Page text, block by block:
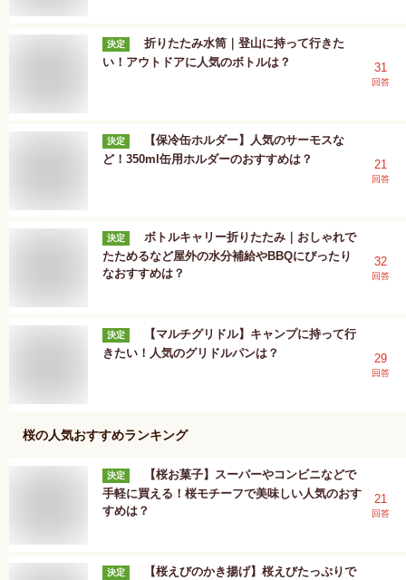
決定
折りたたみ水筒｜登山に持って行きた
い！アウトドアに人気のボトルは？
31
回答
決定
【保冷缶ホルダー】人気のサーモスな
ど！350ml缶用ホルダーのおすすめは？
21
回答
決定
ボトルキャリー折りたたみ｜おしゃれで
たためるなど屋外の水分補給やBBQにぴったり
なおすすめは？
32
回答
決定
【マルチグリドル】キャンプに持って行
きたい！人気のグリドルパンは？
29
回答
桜の人気おすすめランキング
決定
【桜お菓子】スーパーやコンビニなどで
手軽に買える！桜モチーフで美味しい人気のおす
すめは？
21
回答
決定
【桜えびのかき揚げ】桜えびたっぷりで